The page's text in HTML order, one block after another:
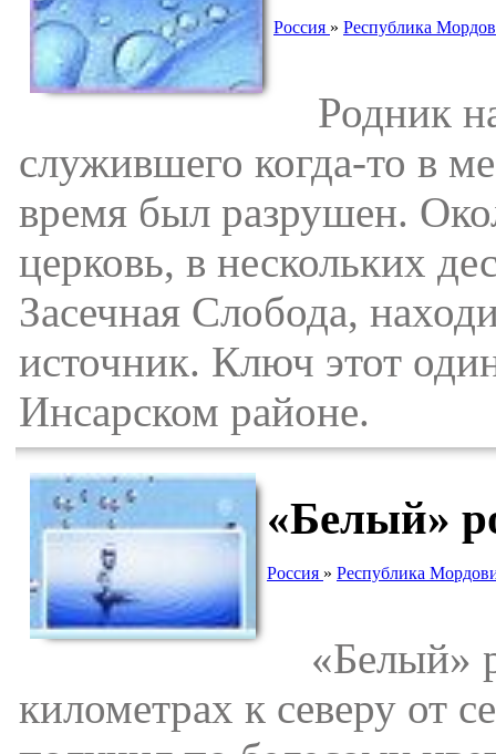
Россия » Республика
Родник
служившего когда-то в
время был разрушен.
церковь, в нескольких
Засечная Слобода,
источник. Ключ этот
Инсарском районе.
«Белый»
Россия » Республика
«Белый»
километрах к северу от